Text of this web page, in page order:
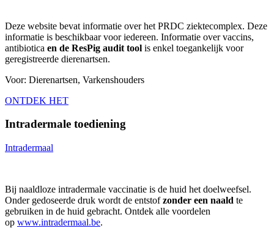
Deze website bevat informatie over het PRDC ziektecomplex. Deze
informatie is beschikbaar voor iedereen. Informatie over vaccins,
antibiotica en de ResPig audit tool is enkel toegankelijk voor
geregistreerde dierenartsen.
Voor: Dierenartsen, Varkenshouders
ONTDEK HET
Intradermale toediening
Intradermaal
Bij naaldloze intradermale vaccinatie is de huid het doelweefsel.
Onder gedoseerde druk wordt de entstofzonder een naald te
gebruiken in de huid gebracht. Ontdek alle voordelen
op www.intradermaal.be.